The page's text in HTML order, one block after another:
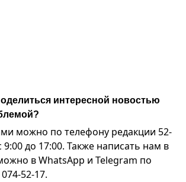
интересной новостью
можно по телефону редакции 52-
9:00 до 17:00. Также написать нам в
в WhatsApp и Telegram по
52-17.